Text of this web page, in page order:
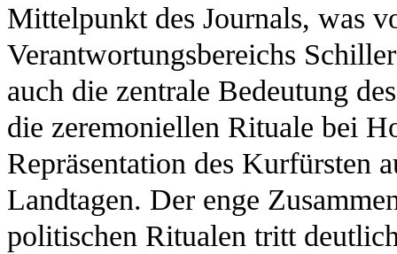
Mittelpunkt des Journals, was
Verantwortungsbereichs
auch die zentrale Bedeutung
die zeremoniellen Rituale bei
Repräsentation des Kurfürsten
Landtagen. Der enge
politischen Ritualen tritt